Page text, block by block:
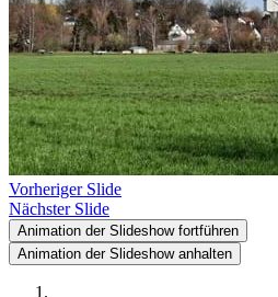
Vorheriger Slide
Nächster Slide
Animation der Slideshow fortführen
Animation der Slideshow anhalten